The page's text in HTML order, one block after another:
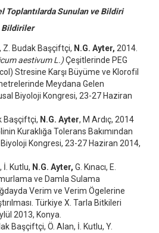
Toplantılarda Sunulan ve Bildiri
Bildiriler
Z. Budak Başçiftçi, N.G. Ayter, 2014.
aestivum L.)Çeşitlerinde PEG
Stresine Karşı Büyüme ve Klorofil
Meydana Gelen
Biyoloji Kongresi, 23-27 Haziran
Başçiftçi, N.G. Ayter, M Ardıç, 2014
Kuraklığa Tolerans Bakımından
Kongresi, 23-27 Haziran 2014,
İ. Kutlu, N.G. Ayter, G. Kınacı, E.
ve Damla Sulama
Verim ve Verim Ögelerine
Türkiye X. Tarla Bitkileri
2013, Konya.
Başçiftçi, Ö. Alan, İ. Kutlu, Y.